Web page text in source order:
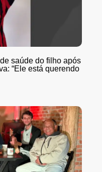
saúde do filho após
“Ele está querendo